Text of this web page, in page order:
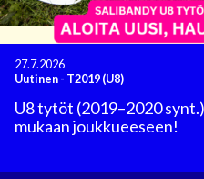
27.7.2026
Uutinen- T2019 (U8)
U8 tytöt (2019–2020
mukaan joukkueeseen!